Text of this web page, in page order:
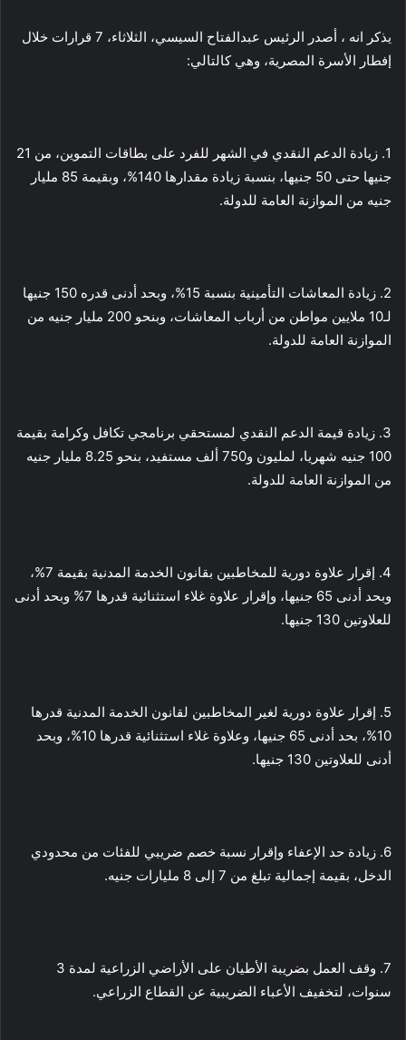
يذكر انه ، أصدر الرئيس عبدالفتاح السيسي، الثلاثاء، 7 قرارات خلال
إفطار الأسرة المصرية، وهي كالتالي:
1. زيادة الدعم النقدي في الشهر للفرد على بطاقات التموين، من 21
جنيها حتى 50 جنيها، بنسبة زيادة مقدارها 140%، وبقيمة 85 مليار
جنيه من الموازنة العامة للدولة.
2. زيادة المعاشات التأمينية بنسبة 15%، وبحد أدنى قدره 150 جنيها
لـ10 ملايين مواطن من أرباب المعاشات، وبنحو 200 مليار جنيه من
الموازنة العامة للدولة.
3. زيادة قيمة الدعم النقدي لمستحقي برنامجي تكافل وكرامة بقيمة
100 جنيه شهريا، لمليون و750 ألف مستفيد، بنحو 8.25 مليار جنيه
من الموازنة العامة للدولة.
4. إقرار علاوة دورية للمخاطبين بقانون الخدمة المدنية بقيمة 7%،
وبحد أدنى 65 جنيها، وإقرار علاوة غلاء استثنائية قدرها 7% وبحد أدنى
للعلاوتين 130 جنيها.
5. إقرار علاوة دورية لغير المخاطبين لقانون الخدمة المدنية قدرها
10%، بحد أدنى 65 جنيها، وعلاوة غلاء استثنائية قدرها 10%، وبحد
أدنى للعلاوتين 130 جنيها.
6. زيادة حد الإعفاء وإقرار نسبة خصم ضريبي للفئات من محدودي
الدخل، بقيمة إجمالية تبلغ من 7 إلى 8 مليارات جنيه.
7. وقف العمل بضريبة الأطيان على الأراضي الزراعية لمدة 3
سنوات، لتخفيف الأعباء الضريبية عن القطاع الزراعي.